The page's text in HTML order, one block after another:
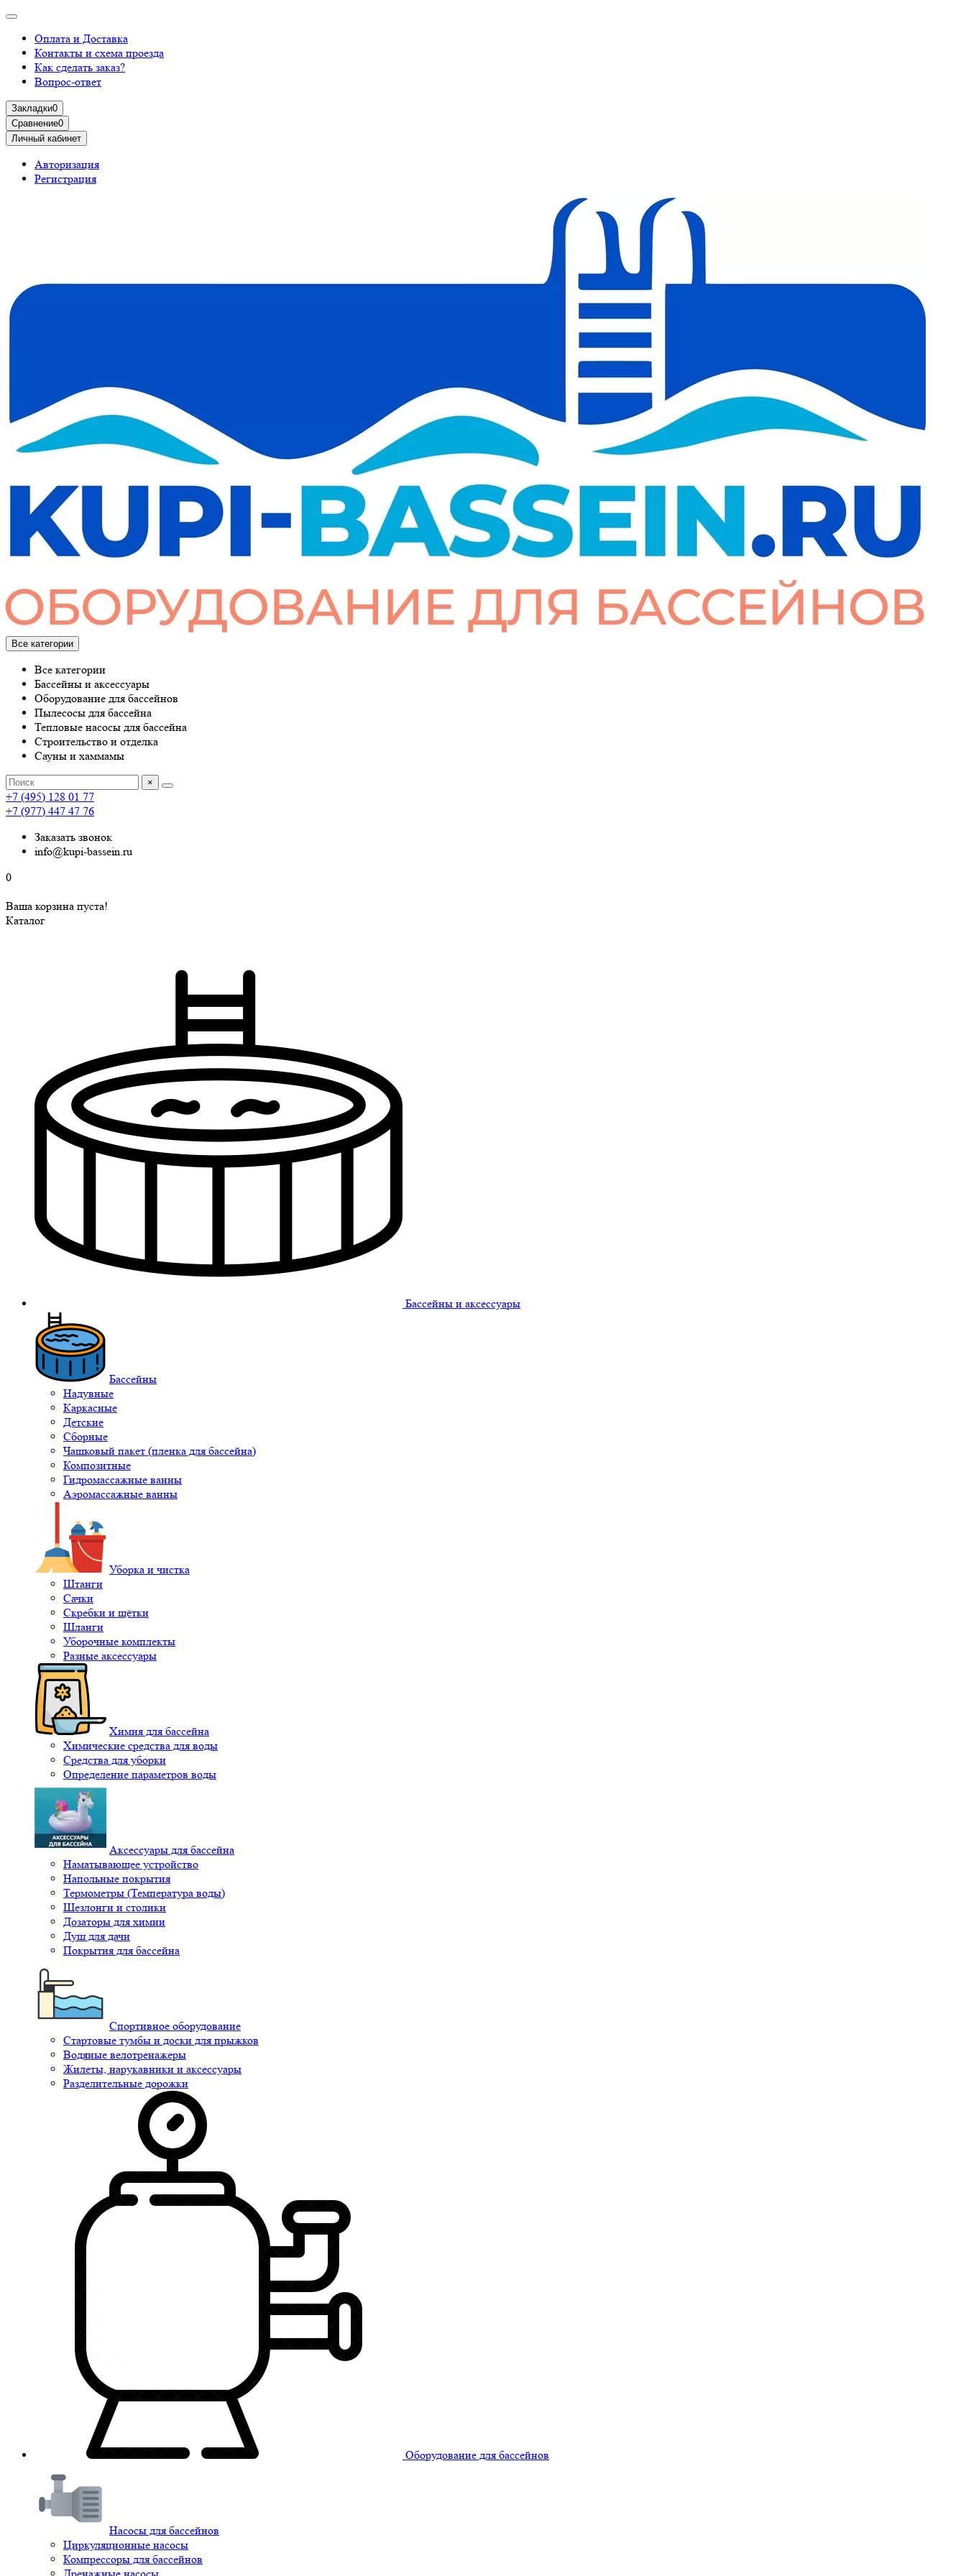
Оплата и Доставка
Контакты и схема проезда
Как сделать заказ?
Вопрос-ответ
Закладки0
Сравнение0
Личный кабинет
Авторизация
Регистрация
Все категории
Все категории
Бассейны и аксессуары
Оборудование для бассейнов
Пылесосы для бассейна
Тепловые насосы для бассейна
Строительство и отделка
Сауны и хаммамы
×
+7 (495) 128 01 77
+7 (977) 447 47 76
Заказать звонок
info@kupi-bassein.ru
0
Ваша корзина пуста!
Каталог
Бассейны и аксессуары
Бассейны
Надувные
Каркасные
Детские
Сборные
Чашковый пакет (пленка для бассейна)
Композитные
Гидромассажные ванны
Аэромассажные ванны
Уборка и чистка
Штанги
Сачки
Скребки и щётки
Шланги
Уборочные комплекты
Разные аксессуары
Химия для бассейна
Химические средства для воды
Средства для уборки
Определение параметров воды
Аксессуары для бассейна
Наматывающее устройство
Напольные покрытия
Термометры (Температура воды)
Шезлонги и столики
Дозаторы для химии
Душ для дачи
Покрытия для бассейна
Спортивное оборудование
Стартовые тумбы и доски для прыжков
Водяные велотренажеры
Жилеты, нарукавники и аксессуары
Разделительные дорожки
Оборудование для бассейнов
Насосы для бассейнов
Циркуляционные насосы
Компрессоры для бассейнов